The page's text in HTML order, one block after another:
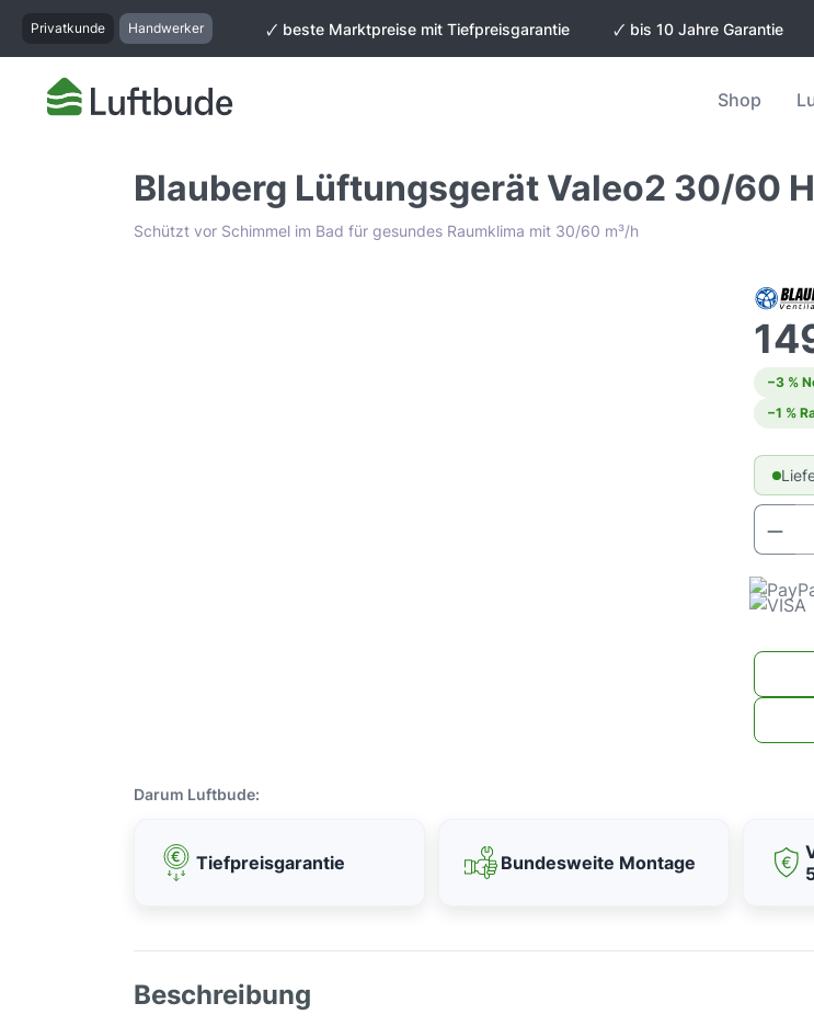
Zur Hauptnavigation springen
Privatkunde Handwerker 🗸 beste Marktpreise mit Tiefpreisgarantie 🗸 bis 10 Jahre Garantie
Shop
Blauberg Lüftungsgerät Valeo2 30/60
Schützt vor Schimmel im Bad für gesundes Raumklima mit 30/60 m³/h
−3 %
−1 %
Darum Luftbude:
Tiefpreisgarantie Bundesweite Montage
Beschreibung